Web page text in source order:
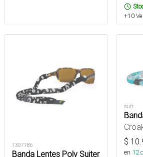
+10
1307186
Banda Lentes Poly Suiter
suit
$
en 12